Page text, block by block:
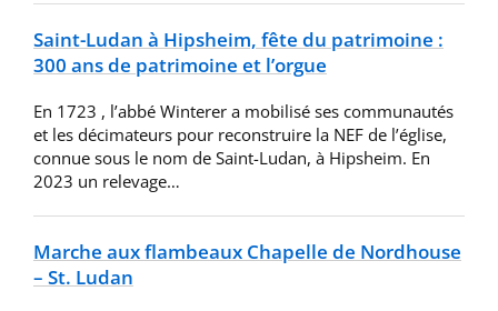
Saint-Ludan à Hipsheim, fête du patrimoine :
300 ans de patrimoine et l’orgue
En 1723 , l’abbé Winterer a mobilisé ses communautés
et les décimateurs pour reconstruire la NEF de l’église,
connue sous le nom de Saint-Ludan, à Hipsheim. En
2023 un relevage…
Marche aux flambeaux Chapelle de Nordhouse
– St. Ludan